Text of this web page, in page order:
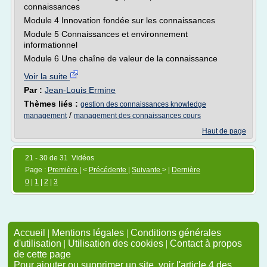
connaissances
Module 4 Innovation fondée sur les connaissances
Module 5 Connaissances et environnement
informationnel
Module 6 Une chaîne de valeur de la connaissance
Voir la suite
Par : Jean-Louis Ermine
Thèmes liés : gestion des connaissances knowledge
management/ management des connaissances cours
Haut de page
21 - 30 de 31 Vidéos
Page : Première | < Précédente Suivante > |
Dernière
0
1 2 3
Accueil | Mentions légales | Conditions générales
d'utilisation | Utilisation des cookies | Contact à propos
de cette page
Pour ajouter ou supprimer un site, voir l'article 4 des